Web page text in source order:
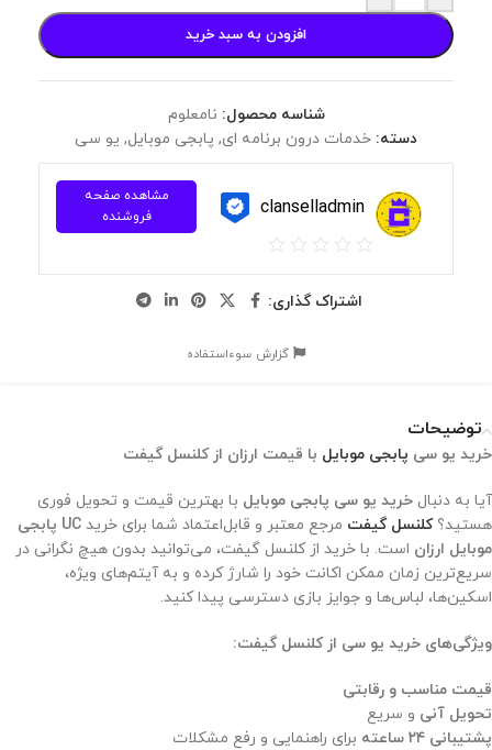
افزودن به سبد خرید
شناسه محصول: نامعلوم
دسته: خدمات درون برنامه ای, پابجی موبایل, یو سی
clanselladmin
مشاهده صفحه
فروشنده
اشتراک گذاری:
گزارش سوءاستفاده
توضیحات
خرید یو سی پابجی موبایل با قیمت ارزان از کلنسل گیفت
آیا به دنبال خرید یو سی پابجی موبایل با بهترین قیمت و تحویل فوری
هستید؟کلنسل گیفت مرجع معتبر و قابل‌اعتماد شما برای خرید
UC پابجی
موبایل ارزان است. با خرید از کلنسل گیفت، می‌توانید بدون هیچ نگرانی در
سریع‌ترین زمان ممکن اکانت خود را شارژ کرده و به آیتم‌های ویژه،
اسکین‌ها، لباس‌ها و جوایز بازی دسترسی پیدا کنید.
ویژگی‌های خرید یو سی از کلنسل گیفت:
قیمت مناسب و رقابتی
تحویل آنی و سریع
پشتیبانی ۲۴ ساعته
برای راهنمایی و رفع مشکلات